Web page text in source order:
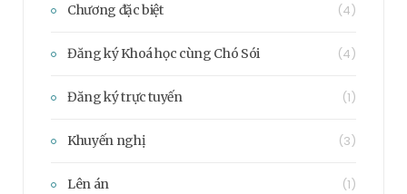
Chương đặc biệt (4)
Đăng ký Khoá học cùng Chó Sói (4)
Đăng ký trực tuyến (1)
Khuyến nghị (3)
Lên án (1)